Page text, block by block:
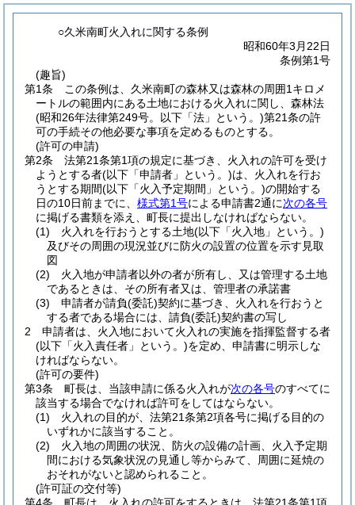
○久米南町火入れに関する条例
昭和60年3月22日
条例第1号
(趣旨)
第1条
この条例は、久米南町の森林又は森林の周囲1キロメ
ートルの範囲内にある土地における火入れに関し、森林法
(昭和26年法律第249号。以下「法」という。)第21条の許
可の手続その他必要な事項を定めるものとする。
(許可の申請)
第2条
法第21条第1項の規定に基づき、火入れの許可を受け
ようとする者(以下「申請者」という。)は、火入れを行お
うとする期間(以下「火入予定期間」という。)の開始する
日の10日前までに、 様式第1号による申請書2通に次の各号
に掲げる書類を添え、町長に提出しなければならない。
(1)
火入れを行おうとする土地(以下「火入地」という。)
及びその周囲の現況並びに防火の設置の位置を示す見取
図
(2)
火入地が申請者以外の者が所有し、又は管理する土地
であるときは、その所有者又は、管理者の承諾書
(3)
申請者が請負(委託)契約に基づき、火入れを行おうと
する者である場合には、請負(委託)契約書の写し
2
申請者は、火入地において火入れの実施を指揮監督する者
(以下「火入責任者」という。)を定め、申請書に明示しな
ければならない。
(許可の要件)
第3条
町長は、当該申請に係る火入れが次の各号のすべてに
該当する場合でなければ許可をしてはならない。
(1)
火入れの目的が、法第21条第2項各号に掲げる目的の
いずれかに該当すること。
(2)
火入地の周囲の状況、防火の設備の計画、火入予定期
間における気象状況の見通し等からみて、周囲に延焼の
おそれがないと認められること。
(許可証の交付等)